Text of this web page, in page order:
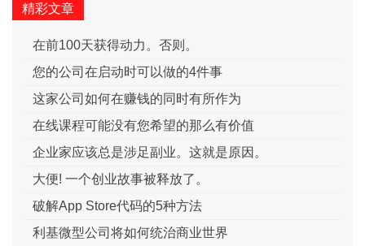
精彩文章
在前100天获得动力。否则。
您的公司在启动时可以做的4件事
这家公司如何在赚钱的同时有所作为
在线课程可能没有您希望的那么有价值
企业家应该总是涉足副业。这就是原因。
大便! 一个创业故事被释放了。
破解App Store代码的5种方法
利基微型公司将如何统治商业世界